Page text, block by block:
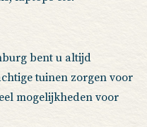
bent u altijd
tuinen zorgen voor
mogelijkheden voor